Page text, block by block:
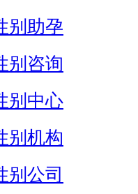
别助孕
别咨询
别中心
别机构
别公司